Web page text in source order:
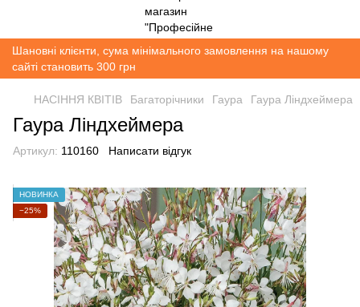
Шановні клієнти, сума мінімального замовлення на нашому
сайті становить 300 грн
НАСІННЯ КВІТІВ Багаторічники Гаура Гаура Ліндхеймера
Гаура Ліндхеймера
Артикул: 110160 Написати відгук
НОВИНКА
−25%